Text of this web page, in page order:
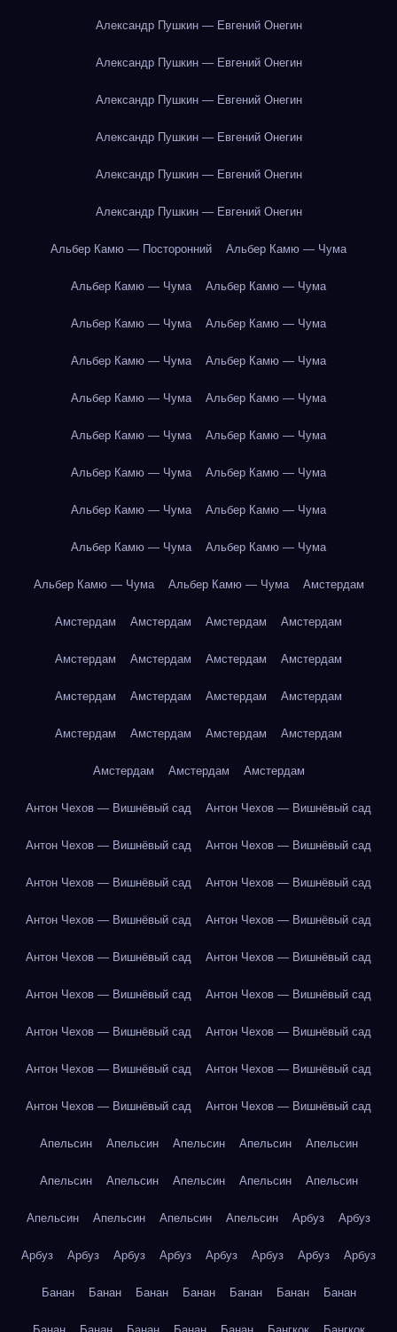
Александр Пушкин — Евгений Онегин
Александр Пушкин — Евгений Онегин
Александр Пушкин — Евгений Онегин
Александр Пушкин — Евгений Онегин
Александр Пушкин — Евгений Онегин
Александр Пушкин — Евгений Онегин
Альбер Камю — Посторонний Альбер Камю — Чума
Альбер Камю — Чума Альбер Камю — Чума
Альбер Камю — Чума Альбер Камю — Чума
Альбер Камю — Чума Альбер Камю — Чума
Альбер Камю — Чума Альбер Камю — Чума
Альбер Камю — Чума Альбер Камю — Чума
Альбер Камю — Чума Альбер Камю — Чума
Альбер Камю — Чума Альбер Камю — Чума
Альбер Камю — Чума Альбер Камю — Чума
Альбер Камю — Чума Альбер Камю — Чума Амстердам
Амстердам Амстердам Амстердам Амстердам
Амстердам Амстердам Амстердам Амстердам
Амстердам Амстердам Амстердам Амстердам
Амстердам Амстердам Амстердам Амстердам
Амстердам Амстердам Амстердам
Антон Чехов — Вишнёвый сад Антон Чехов — Вишнёвый сад
Антон Чехов — Вишнёвый сад Антон Чехов — Вишнёвый сад
Антон Чехов — Вишнёвый сад Антон Чехов — Вишнёвый сад
Антон Чехов — Вишнёвый сад Антон Чехов — Вишнёвый сад
Антон Чехов — Вишнёвый сад Антон Чехов — Вишнёвый сад
Антон Чехов — Вишнёвый сад Антон Чехов — Вишнёвый сад
Антон Чехов — Вишнёвый сад Антон Чехов — Вишнёвый сад
Антон Чехов — Вишнёвый сад Антон Чехов — Вишнёвый сад
Антон Чехов — Вишнёвый сад Антон Чехов — Вишнёвый сад
Апельсин Апельсин Апельсин Апельсин Апельсин
Апельсин Апельсин Апельсин Апельсин Апельсин
Апельсин Апельсин Апельсин Апельсин Арбуз Арбуз
Арбуз Арбуз Арбуз Арбуз Арбуз Арбуз Арбуз Арбуз
Банан Банан Банан Банан Банан Банан Банан